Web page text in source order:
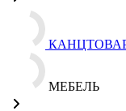
МЕБЕЛЬ